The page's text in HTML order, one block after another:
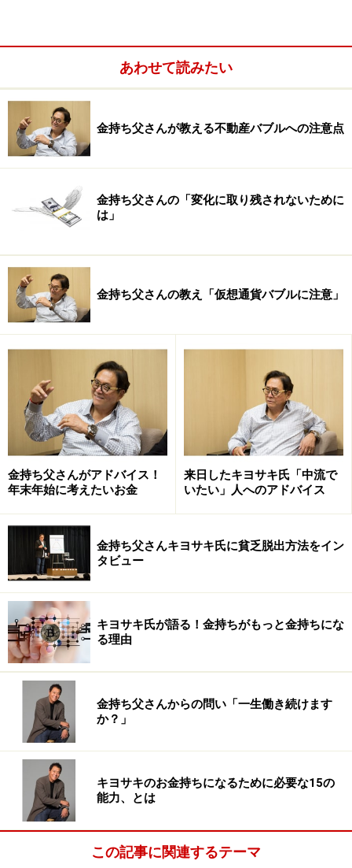
金持ちは、何が本当の「資産」なのかを知っています。
ファイナンシャル・リテラシーを身に付けているので、
数字から「お金の物語」を読み解き、本当の資産を買
い、富を増やし続けることができます。
金持ちは、何らかの理由で働けなくなっても心配ありま
のですから。もし彼らに悩みがあるとすれば、それは
「お金がありすぎる」ということでしょう。金持ちの仕
買った「資産」が毎月生み出すお金の額が、毎月の支出
を超えている状態を、私は「経済的自由」を手に入れた
ですが、もうお金のために働く必要がなくなるからで
す。もしあなたが今、「お金が足りない」という悩みを
抱えているなら、そのような生活から脱出して経済的自
由を手に入れたいと思いませんか？
みませんか？
そのためには、金持ち父さんがいつも言っていたように
「お金について勉強しなければならない」のです。「会
計」と「投資」について学び、「お金の流れ（キャッシ
ュフロー）を読む」ことができるようになる必要があり
ます。「資産」と「負債」の定義でもわかるように、金
持ち父さんの言うお金の勉強の基本は、決して難しいも
のではありません。むしろ非常に単純化されたもので
す。でも、これを知っているといないでは大違いなので
す。
日本でも株式投資など、初めて投資にチャレンジする人
が増えていると聞いています。行動することは良いこと
です。でもまず、あなた自身のお金の教育に投資してく
ださい。車を運転したい人は、教習所で教育を受けて免
ールできる車を買い、保険もかけます。ところが投資と
あわせて読みたい
金持ち父さんが教える不動産バブルへの注意点
金持ち父さんの「変化に取り残されないために
は」
金持ち父さんの教え「仮想通貨バブルに注意」
金持ち父さんがアドバイス！
年末年始に考えたいお金
来日したキヨサキ氏「中流で
いたい」人へのアドバイス
金持ち父さんキヨサキ氏に貧乏脱出方法をイン
タビュー
キヨサキ氏が語る！金持ちがもっと金持ちにな
る理由
金持ち父さんからの問い「一生働き続けます
か？」
キヨサキのお金持ちになるために必要な15の
能力、とは
この記事に関連するテーマ